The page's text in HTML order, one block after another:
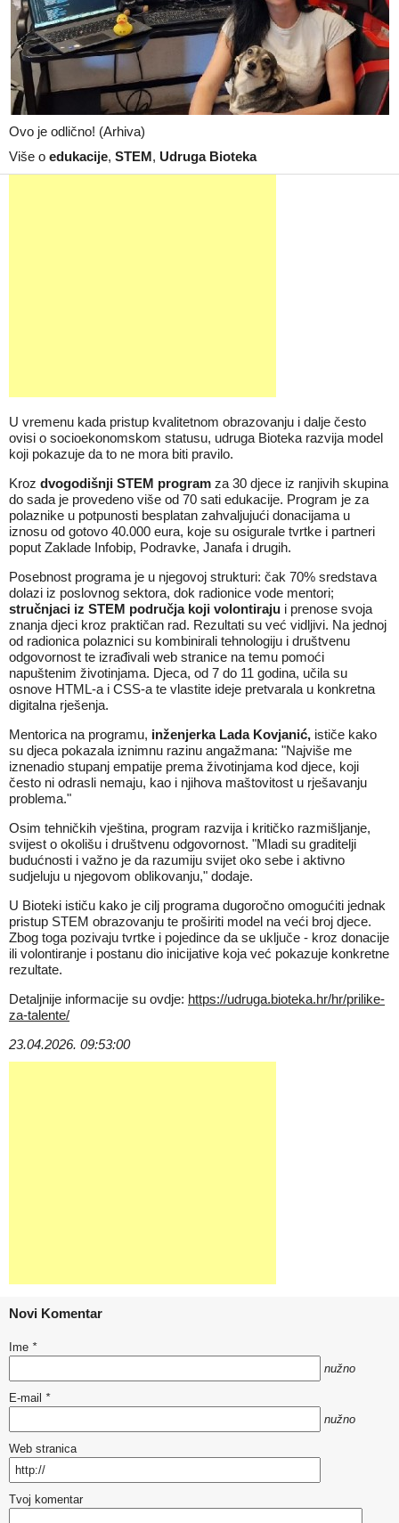
Ovo je odlično! (Arhiva)
Više o edukacije, STEM, Udruga Bioteka
U vremenu kada pristup kvalitetnom obrazovanju i dalje često
ovisi o socioekonomskom statusu, udruga Bioteka razvija model
koji pokazuje da to ne mora biti pravilo.
Kroz dvogodišnji STEM program za 30 djece iz ranjivih skupina
do sada je provedeno više od 70 sati edukacije. Program je za
polaznike u potpunosti besplatan zahvaljujući donacijama u
iznosu od gotovo 40.000 eura, koje su osigurale tvrtke i partneri
poput Zaklade Infobip, Podravke, Janafa i drugih.
Posebnost programa je u njegovoj strukturi: čak 70% sredstava
dolazi iz poslovnog sektora, dok radionice vode mentori;
stručnjaci iz STEM područja koji volontiraju i prenose svoja
znanja djeci kroz praktičan rad. Rezultati su već vidljivi. Na jednoj
od radionica polaznici su kombinirali tehnologiju i društvenu
odgovornost te izrađivali web stranice na temu pomoći
napuštenim životinjama. Djeca, od 7 do 11 godina, učila su
osnove HTML-a i CSS-a te vlastite ideje pretvarala u konkretna
digitalna rješenja.
Mentorica na programu, inženjerka Lada Kovjanić, ističe kako
su djeca pokazala iznimnu razinu angažmana: "Najviše me
iznenadio stupanj empatije prema životinjama kod djece, koji
često ni odrasli nemaju, kao i njihova maštovitost u rješavanju
problema."
Osim tehničkih vještina, program razvija i kritičko razmišljanje,
svijest o okolišu i društvenu odgovornost. "Mladi su graditelji
budućnosti i važno je da razumiju svijet oko sebe i aktivno
sudjeluju u njegovom oblikovanju," dodaje.
U Bioteki ističu kako je cilj programa dugoročno omogućiti jednak
pristup STEM obrazovanju te proširiti model na veći broj djece.
Zbog toga pozivaju tvrtke i pojedince da se uključe - kroz donacije
ili volontiranje i postanu dio inicijative koja već pokazuje konkretne
rezultate.
Detaljnije informacije su ovdje: https://udruga.bioteka.hr/hr/prilike-
za-talente/
23.04.2026. 09:53:00
Novi Komentar
Ime *
nužno
E-mail *
nužno
Web stranica
Tvoj komentar